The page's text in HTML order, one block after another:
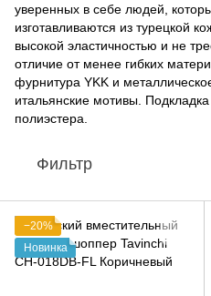
уверенных в себе людей,
изготавливаются из турецкой
высокой эластичностью и не
отличие от менее гибких
фурнитура YKK и
итальянские мотивы.
полиэстера.
Фильтр
−20%
Новинка